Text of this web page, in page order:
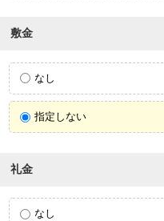
敷金
なし
指定しない
礼金
なし